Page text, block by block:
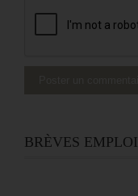
BRÈVES EMPLOI